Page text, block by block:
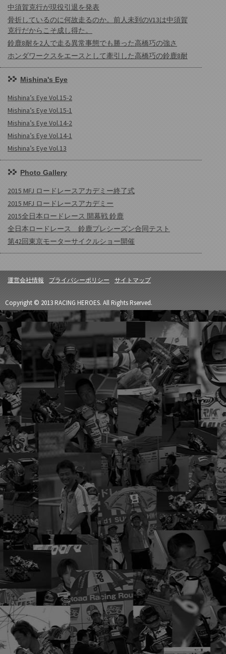
中須賀克行が現役引退を発表
骨折しているのに何故走るのか。前人未到のV13は中須賀
克行だからこそ成し得た。
鈴鹿8耐を2人で走る異常事態でも勝った高橋巧の強さ
ホンダワークスをエースとして牽引した高橋巧の鈴鹿8耐
Mishina's Eye
Mishina’s Eye Vol.15-2
Mishina’s Eye Vol.15-1
Mishina’s Eye Vol.14-2
Mishina’s Eye Vol.14-1
Mishina’s Eye Vol.13
Photo Gallery
2015 MFJ ロードレースアカデミー終了式
2015 MFJ ロードレースアカデミー
2015全日本ロードレース 開幕戦 鈴鹿
全日本ロードレース 鈴鹿プレシーズン合同テスト
第42回東京モーターサイクルショー開催
運営会社情報 プライバシーポリシー サイトマップ
Copyright © 2013 RACING HEROES. All Rights Rserved.